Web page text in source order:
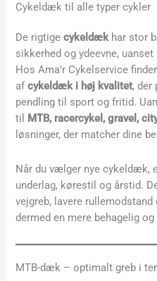
Cykeldæk til alle typer cykler
De rigtigecykeldækhar stor
sikkerhed og ydeevne,
Hos Ama’r Cykelservice
afcykeldæk i høj kvalitet, der
pendling til sport og fritid.
til
MTB, racercykel, gravel,
løsninger, der matcher dine
Når du vælger nye cykeldæk,
underlag, kørestil og årstid.
vejgreb, lavere
dermed en mere behagelig
MTB-dæk – optimalt greb i